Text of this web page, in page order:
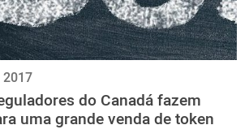
do Canadá fazem
uma grande venda de token